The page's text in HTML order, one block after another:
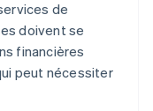
de
doivent se
financières
peut nécessiter